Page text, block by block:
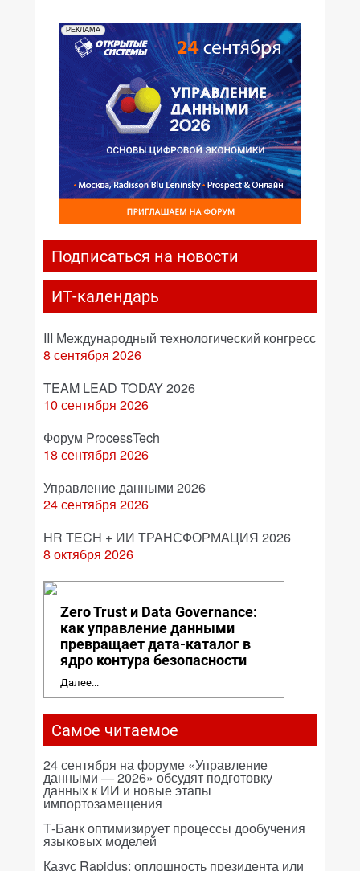
РЕКЛАМА
Подписаться на новости
ИТ-календарь
III Международный технологический конгресс
8 сентября 2026
TEAM LEAD TODAY 2026
10 сентября 2026
Форум ProcessTech
18 сентября 2026
Управление данными 2026
24 сентября 2026
HR TECH + ИИ ТРАНСФОРМАЦИЯ 2026
8 октября 2026
Zero Trust и Data Governance:
как управление данными
превращает дата-каталог в
ядро контура безопасности
Далее...
Самое читаемое
24 сентября на форуме «Управление
данными — 2026» обсудят подготовку
данных к ИИ и новые этапы
импортозамещения
Т-Банк оптимизирует процессы дообучения
языковых моделей
Казус Rapidus: оплошность президента или